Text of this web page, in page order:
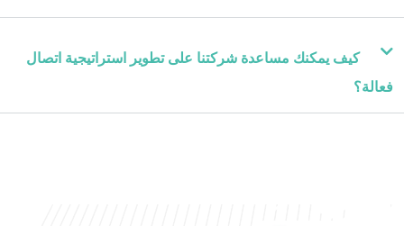
كيف يمكنك مساعدة شركتنا على تطوير استراتيجية اتصال
فعالة؟